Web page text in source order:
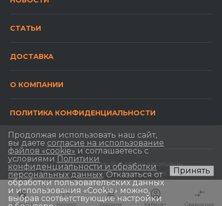
Главная Каталог Корзина Кабинет Сравнение
Главная Каталог Корзина Кабинет Сравнение
СТАТЬИ
ДОСТАВКА
О КОМПАНИИ
ПОЛИТИКА КОНФИДЕНЦИАЛЬНОСТИ
© 2012-2026 «Прицепы Урала» Все права защищены.
Информационные материалы и цены на сайте, не
являются публичной офертой, определяемой
положениями Статьи 437 Гражданского кодекса РФ.
Продолжая использовать наш сайт,
вы даете согласие на использование
файлов «cookie» и соглашаетесь с
условиями Политики
конфиденциальности и обработки
персональных данных. Отказаться от
обработки пользовательских данных
и использования «Сookie» можно,
выбрав соответствующие настройки
Принять